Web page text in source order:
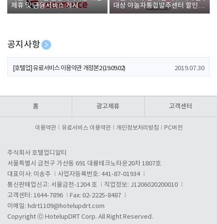
제휴 및 금융서비스 게시
대상 야놀자통합발주센터 할인쿠
폰 증정
공지사항
[호텔업] 개인정보 처리방침 개정본1 (19.09.02)
[호텔업] 유료서비스 이용약관 개정본2 (19.09.02) 2019.07.30
홈 광고제휴 고객센터
이용약관 유료서비스 이용약관 개인정보처리방침 PC버전
주식회사 호텔업디알티
서울특별시 금천구 가산동 691 대륭테크노타운20차 1807호
대표이사: 이송주
사업자등록번호: 441-87-01934
통신판매업신고: 서울금천-1204 호
직업정보: J1206020200010
고객센터: 1644-7896
Fax: 02-2225-8487
이메일: hdrt1109@hotelupdrt.com
Copyright ⓒ HotelupDRT Corp. All Right Reserved.